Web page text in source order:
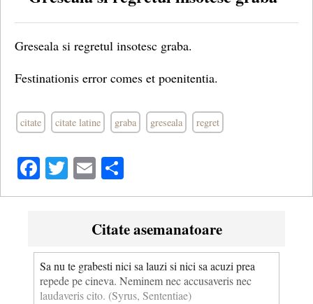
Greseala si regretul insotesc graba.
Festinationis error comes et poenitentia.
citate citate latine graba greseala regret
Facebook
Twitter
Email
Citate asemanatoare
Sa nu te grabesti nici sa lauzi si nici sa acuzi prea
repede pe cineva. Neminem nec accusaveris nec
laudaveris cito. (Syrus, Sententiae)